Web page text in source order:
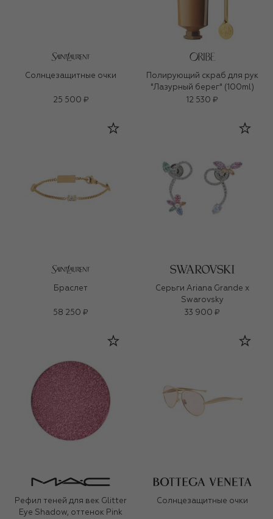
Солнцезащитные очки
25 500 ₽
Полирующий скраб для рук
"Лазурный берег" (100ml)
12 530 ₽
Браслет
58 250 ₽
Серьги Ariana Grande x
Swarovsky
33 900 ₽
Рефил теней для век Glitter
Eye Shadow, оттенок Pink
Солнцезащитные очки